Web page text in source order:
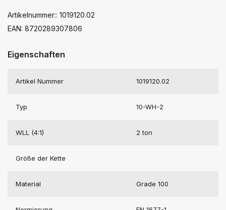
Artikelnummer:: 1019120.02
EAN: 8720289307806
Eigenschaften
Artikel Nummer 1019120.02
Typ 10-WH-2
WLL (4:1) 2 ton
Größe der Kette
Material Grade 100